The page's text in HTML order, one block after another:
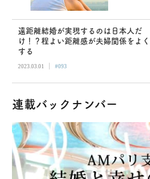
遠距離結婚が実現するのは日本人だ
け！？程よい距離感が夫婦関係をよく
する
2023.03.01 | #093
連載バックナンバー